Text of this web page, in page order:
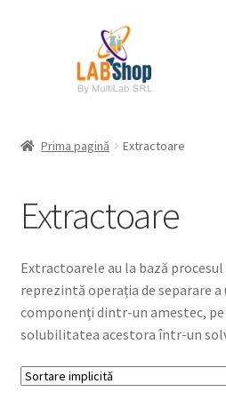
Coș
Plată
Request a Quote
Prima pagină Extractoare
Extractoare
Extractoarele au la bază
reprezintă operația de separare
componenți dintr-un amestec,
solubilitatea acestora într-un